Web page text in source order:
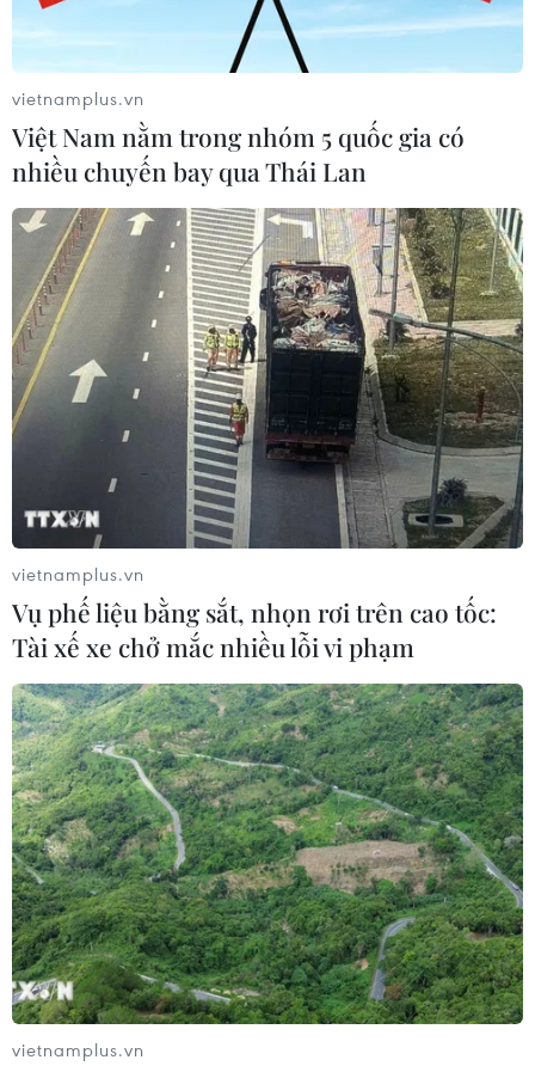
TIN CÙNG CHUYÊN MỤC
Hiện trường vụ ghe gỗ phát
nổ trên sông Sài Gòn khiến một
người thiệt mạng
vietnamplus.vn
Việt Nam nằm trong nhóm 5 quốc gia có
nhiều chuyến bay qua Thái Lan
vietnamplus.vn
Vụ phế liệu bằng sắt, nhọn rơi trên cao tốc:
Tài xế xe chở mắc nhiều lỗi vi phạm
vietnamplus.vn